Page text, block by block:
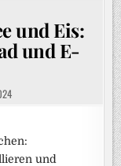
und Eis:
und E-
und